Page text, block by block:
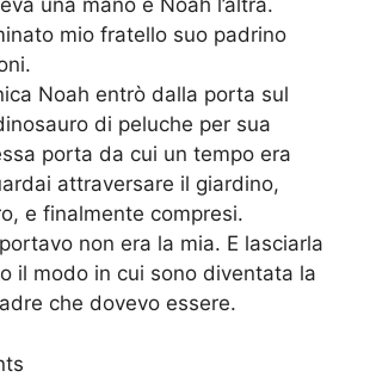
una mano e Noah l’altra.
mio fratello suo padrino
Noah entrò dalla porta sul
di peluche per sua
porta da cui un tempo era
attraversare il giardino,
e finalmente compresi.
non era la mia. E lasciarla
il modo in cui sono diventata la
che dovevo essere.